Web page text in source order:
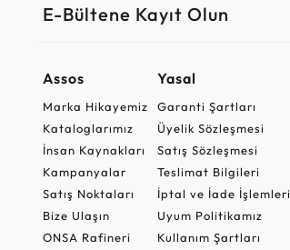
E-Bültene Kayıt Olun
Assos
Marka Hikayemiz
Kataloglarımız
İnsan Kaynakları
Kampanyalar
Satış Noktaları
Bize Ulaşın
ONSA Rafineri
Yasal
Garanti Şartları
Üyelik Sözleşmesi
Satış Sözleşmesi
Teslimat Bilgileri
İptal ve İade İşlemleri
Uyum Politikamız
Kullanım Şartları